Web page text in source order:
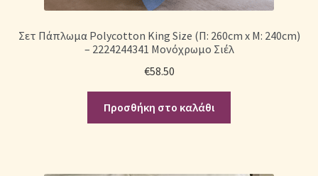
Σετ Πάπλωμα Polycotton King Size (Π: 260cm x Μ: 240cm)
– 2224244341 Μονόχρωμο Σιέλ
€58.50
Προσθήκη στο καλάθι